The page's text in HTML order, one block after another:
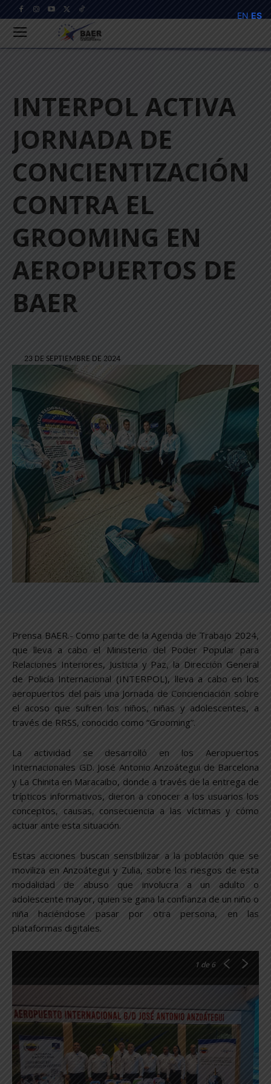
INTERPOL ACTIVA
JORNADA DE
CONCIENTIZACIÓN
CONTRA EL
GROOMING EN
AEROPUERTOS DE
BAER
23 DE SEPTIEMBRE DE 2024
Prensa BAER.- Como parte de la Agenda de Trabajo 2024,
que lleva a cabo el Ministerio del Poder Popular para
Relaciones Interiores, Justicia y Paz, la Dirección General
de Policía Internacional (INTERPOL), lleva a cabo en los
aeropuertos del país una Jornada de Concienciación sobre
el acoso que sufren los niños, niñas y adolescentes, a
través de RRSS, conocido como “Grooming”.
La actividad se desarrolló en los Aeropuertos
Internacionales GD. José Antonio Anzoátegui de Barcelona
y La Chinita en Maracaibo, donde a través de la entrega de
trípticos informativos, dieron a conocer a los usuarios los
conceptos, causas, consecuencia a las víctimas y cómo
actuar ante esta situación.
Estas acciones buscan sensibilizar a la población que se
moviliza en Anzoátegui y Zulia, sobre los riesgos de esta
modalidad de abuso que involucra a un adulto o
adolescente mayor, quien se gana la confianza de un niño o
niña haciéndose pasar por otra persona, en las
plataformas digitales.
1 de 6
EN ES